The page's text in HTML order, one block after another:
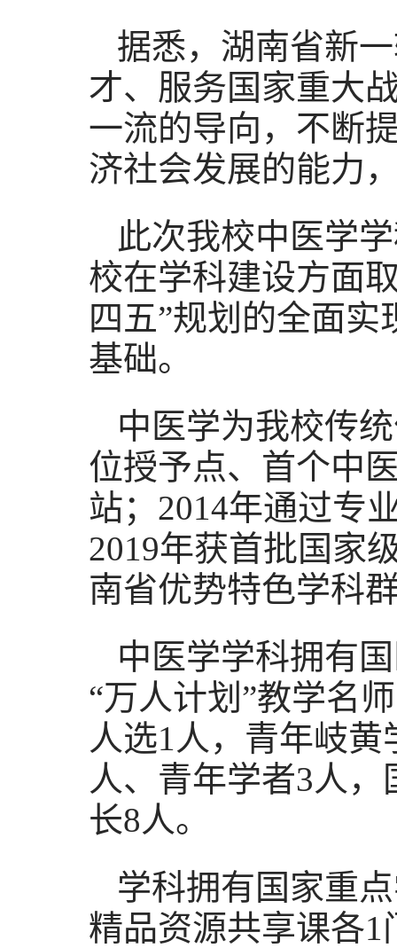
据悉，湖南省新
才、服务国家重大
一流的导向，不断
济社会发展的能力
此次我校中医学
校在学科建设方面
四五”规划的全面
基础。
中医学为我校传
位授予点、首个中
站；2014年通过专
2019年获首批国家
南省优势特色学科
中医学学科拥有
“万人计划”教学名
人选1人，青年岐
人、青年学者3人
长8人。
学科拥有国家重
精品资源共享课各